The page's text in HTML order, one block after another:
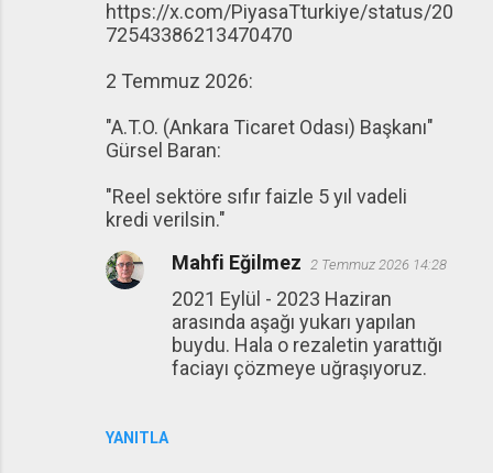
https://x.com/PiyasaTturkiye/status/20
72543386213470470
2 Temmuz 2026:
"A.T.O. (Ankara Ticaret Odası) Başkanı"
Gürsel Baran:
"Reel sektöre sıfır faizle 5 yıl vadeli
kredi verilsin."
YANITLA
Mahfi Eğilmez 2 Temmuz 2026 14:28
2021 Eylül - 2023 Haziran
arasında aşağı yukarı yapılan
buydu. Hala o rezaletin yarattığı
faciayı çözmeye uğraşıyoruz.